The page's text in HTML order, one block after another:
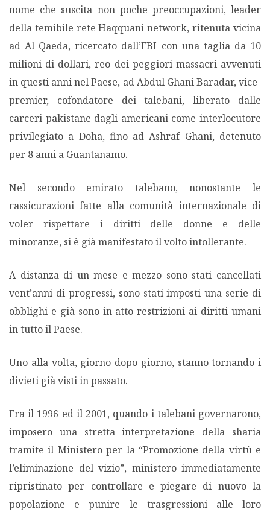
nome che suscita non poche preoccupazioni, leader
della temibile rete Haqquani network, ritenuta vicina
ad Al Qaeda, ricercato dall’FBI con una taglia da 10
milioni di dollari, reo dei peggiori massacri avvenuti
in questi anni nel Paese, ad Abdul Ghani Baradar, vice-
premier, cofondatore dei talebani, liberato dalle
carceri pakistane dagli americani come interlocutore
privilegiato a Doha, fino ad Ashraf Ghani, detenuto
per 8 anni a Guantanamo.
Nel secondo emirato talebano, nonostante le
rassicurazioni fatte alla comunità internazionale di
voler rispettare i diritti delle donne e delle
minoranze, si è già manifestato il volto intollerante.
A distanza di un mese e mezzo sono stati cancellati
vent’anni di progressi, sono stati imposti una serie di
obblighi e già sono in atto restrizioni ai diritti umani
in tutto il Paese.
Uno alla volta, giorno dopo giorno, stanno tornando i
divieti già visti in passato.
Fra il 1996 ed il 2001, quando i talebani governarono,
imposero una stretta interpretazione della sharia
tramite il Ministero per la “Promozione della virtù e
l’eliminazione del vizio”, ministero immediatamente
ripristinato per controllare e piegare di nuovo la
popolazione e punire le trasgressioni alle loro